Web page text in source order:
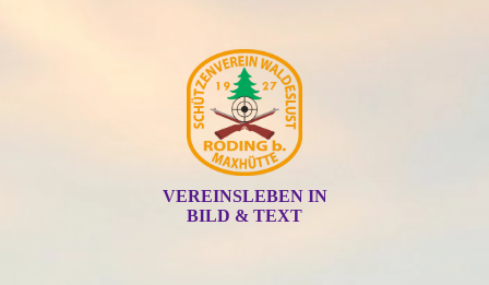
VEREINSLEBEN IN
BILD & TEXT